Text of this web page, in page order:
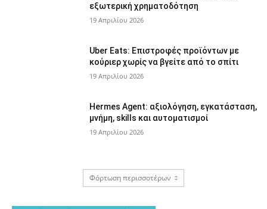
εξωτερική χρηματοδότηση
19 Απριλίου 2026
Uber Eats: Επιστροφές προϊόντων με
κούριερ χωρίς να βγείτε από το σπίτι
19 Απριλίου 2026
Hermes Agent: αξιολόγηση, εγκατάσταση,
μνήμη, skills και αυτοματισμοί
19 Απριλίου 2026
Φόρτωση περισσοτέρων